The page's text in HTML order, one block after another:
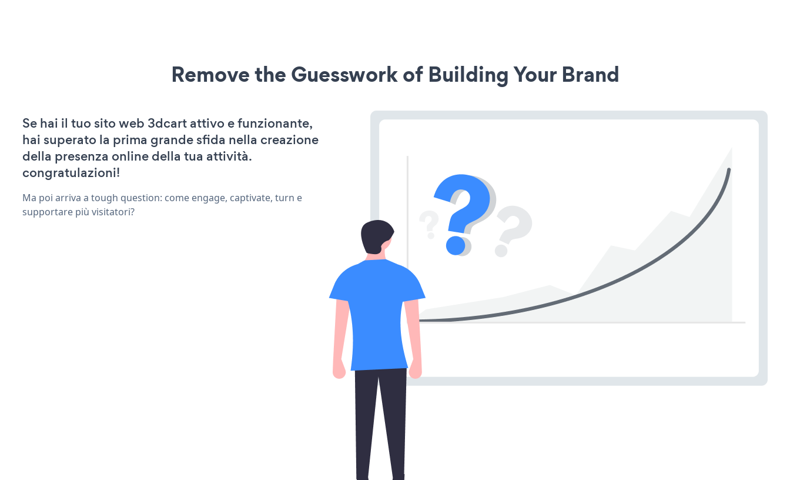
Remove the Guesswork of Building Your Brand
Se hai il tuo sito web 3dcart attivo e funzionante,
hai superato la prima grande sfida nella creazione
della presenza online della tua attività.
congratulazioni!
Ma poi arriva a tough question: come engage, captivate, turn e
supportare più visitatori?